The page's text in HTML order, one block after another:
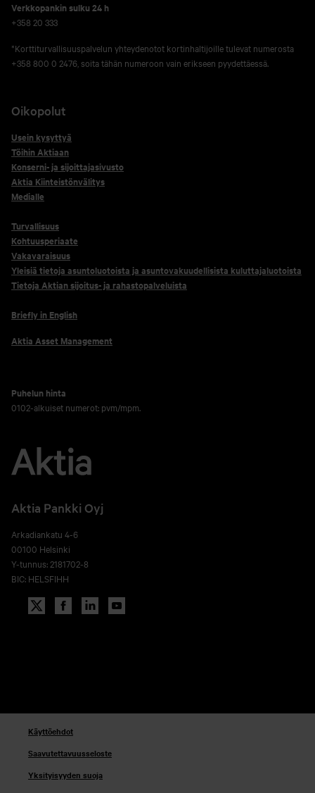
Verkko­pankin sulku 24 h
+358 20 333
*Korttiturvallisuuspalvelun yhteydenotot kortinhaltijoille tulevat numerosta
+358 800 0 2476, soita tähän numeroon vain erikseen pyydettäessä.
Oikopolut
Usein kysyttyä
Töihin Aktiaan
Konserni- ja sijoittajasivusto
Aktia Kiinteistönvälitys
Medialle
Turvallisuus
Kohtuusperiaate
Vakavaraisuus
Yleisiä tietoja asuntoluotoista ja asuntovakuudellisista kuluttajaluotoista
Tietoja Aktian sijoitus- ja rahastopalveluista
Briefly in English
Aktia Asset Management
Puhelun hinta
0102-alkuiset numerot: pvm/mpm.
Aktia Pankki Oyj
Arkadiankatu 4-6
00100 Helsinki
Y-tunnus: 2181702-8
BIC: HELSFIHH
Käyttöehdot
Saavutettavuusseloste
Yksityisyyden suoja